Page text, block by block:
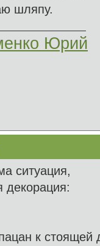
шляпу.
Юрий
ситуация,
декорация:
к